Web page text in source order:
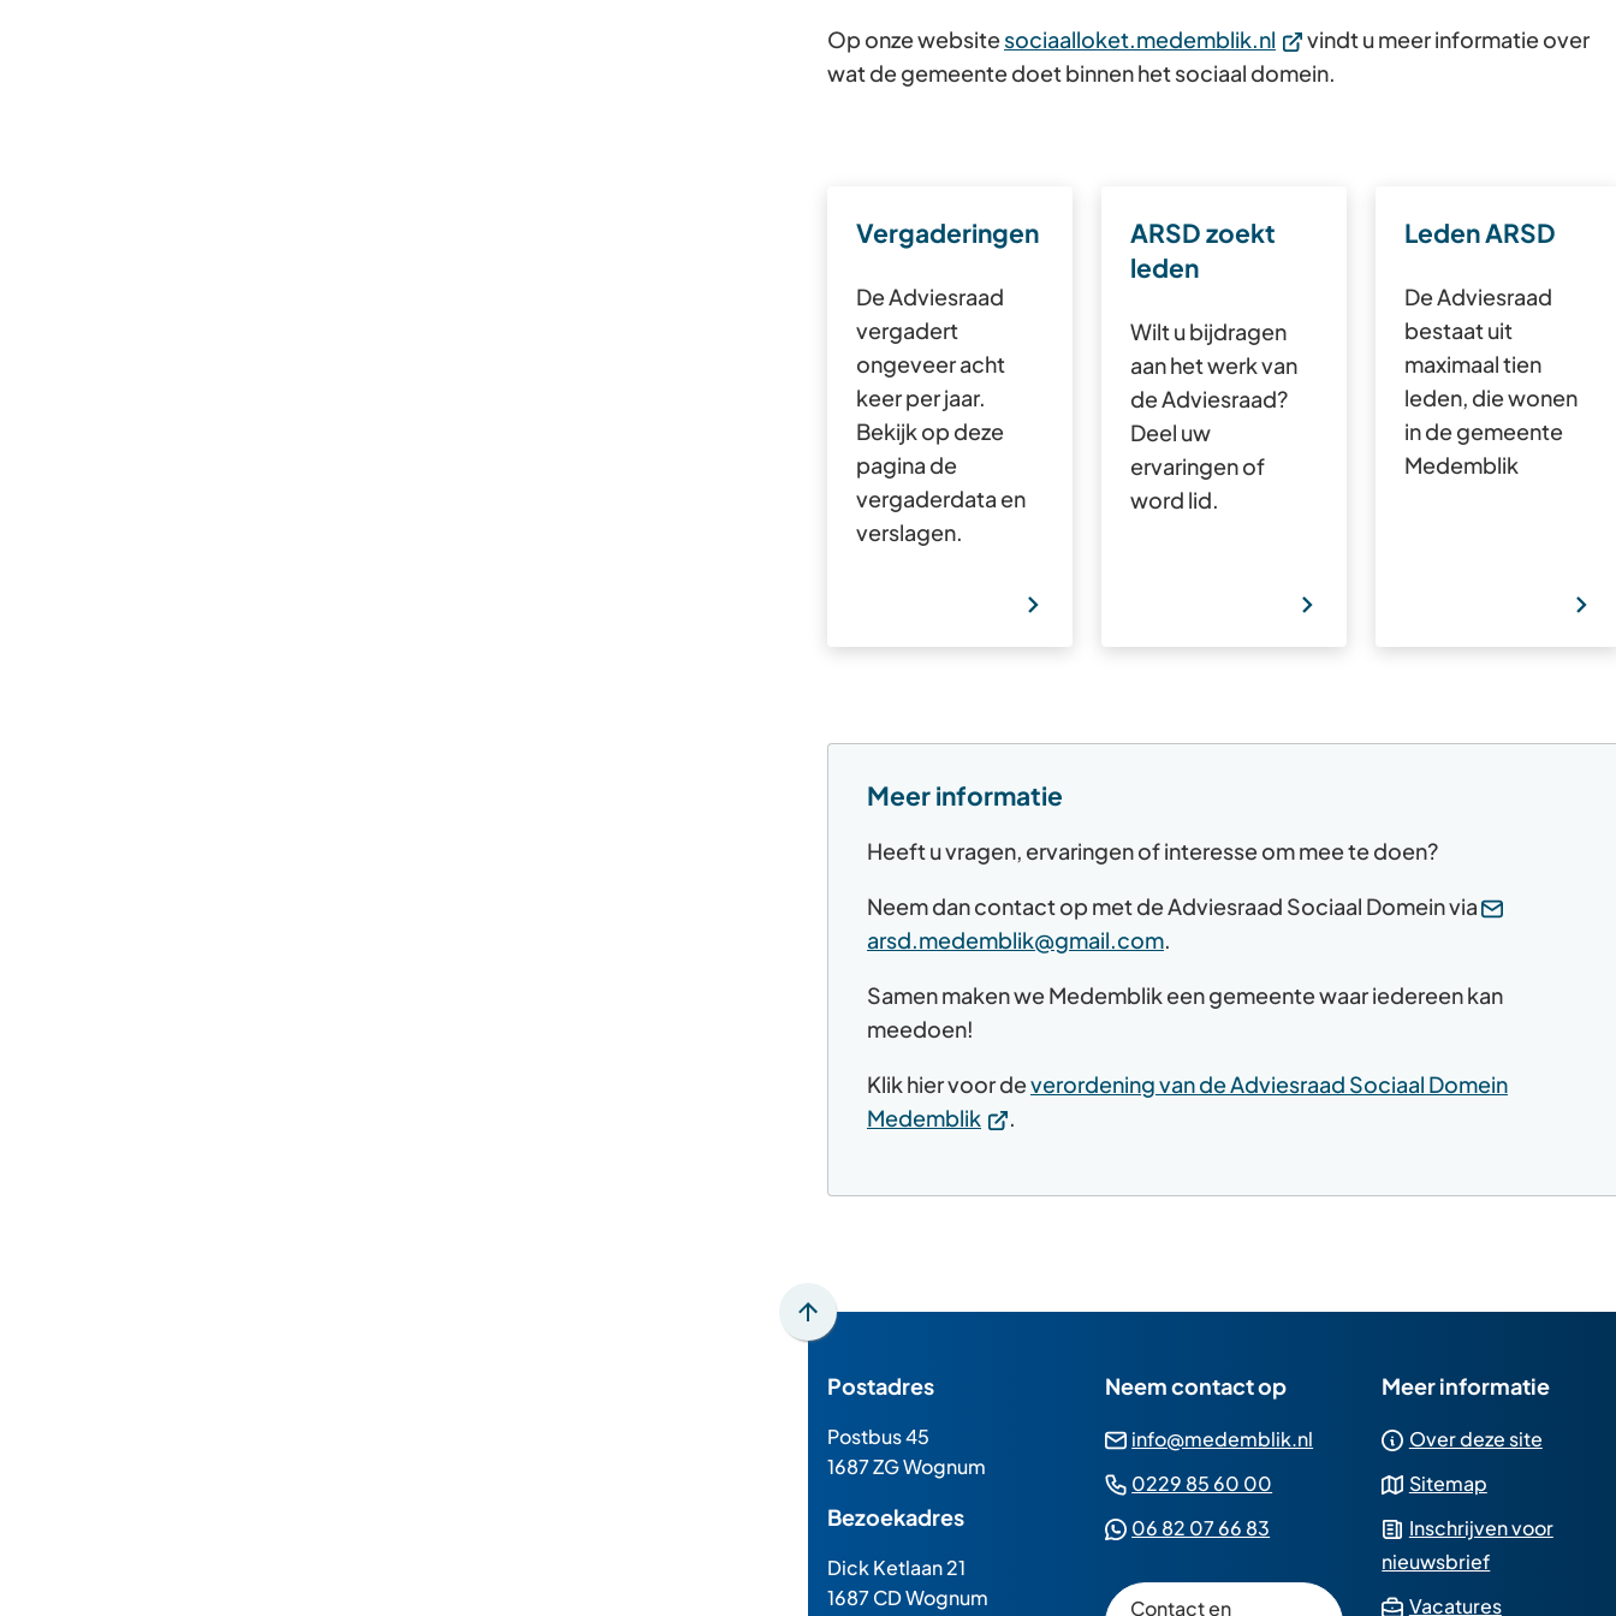
Gebruik
waarde
Op onze websitesociaalloket.medemblik.nl (Verwijst
naar
vindt u meer informatie over
wat de gemeente doet binnen het sociaal domein.
Vergaderingen
De Adviesraad
vergadert
ongeveer acht
keer per jaar.
Bekijk op deze
pagina de
vergaderdata en
verslagen.
ARSD zoekt
leden
Wilt u bijdragen
aan het werk van
de Adviesraad?
Deel uw
ervaringen of
word lid.
Leden ARSD
De Adviesraad
bestaat uit
maximaal tien
leden, die wonen
in de gemeente
Medemblik
Meer informatie
Heeft u vragen, ervaringen of interesse om mee te doen?
Neem dan contact op met de Adviesraad Sociaal Domein via
arsd.medemblik@gmail.com(Verwijst
een
mailadres)
.
Samen maken we Medemblik een gemeente waar iedereen kan
meedoen!
Klik hier voor deverordening van de Adviesraad Sociaal Domein
Medemblik(Verwijst
.
Scroll
boven
het
begin
van
paginainhoud
Postadres
Postbus 45
1687 ZG Wognum
Bezoekadres
Dick Ketlaan 21
1687 CD Wognum
Neem contact op
info@medemblik.nl (Verwijst
mailadres)
0229 85 60 00
telefoonnummer)
06 82 07 66 83
een
Contact en
Meer informatie
Over deze site
Sitemap
Inschrijven voor
nieuwsbrief
Vacatures(Verwijst